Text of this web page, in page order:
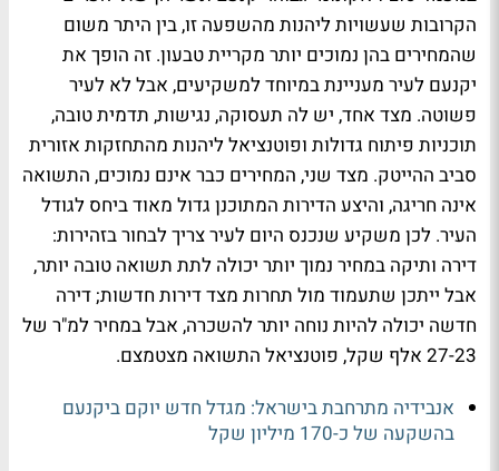
הקרובות שעשויות ליהנות מהשפעה זו, בין היתר משום
שהמחירים בהן נמוכים יותר מקריית טבעון. זה הופך את
יקנעם לעיר מעניינת במיוחד למשקיעים, אבל לא לעיר
פשוטה. מצד אחד, יש לה תעסוקה, נגישות, תדמית טובה,
תוכניות פיתוח גדולות ופוטנציאל ליהנות מהתחזקות אזורית
סביב ההייטק. מצד שני, המחירים כבר אינם נמוכים, התשואה
אינה חריגה, והיצע הדירות המתוכנן גדול מאוד ביחס לגודל
העיר. לכן משקיע שנכנס היום לעיר צריך לבחור בזהירות:
דירה ותיקה במחיר נמוך יותר יכולה לתת תשואה טובה יותר,
אבל ייתכן שתעמוד מול תחרות מצד דירות חדשות; דירה
חדשה יכולה להיות נוחה יותר להשכרה, אבל במחיר למ"ר של
27-23 אלף שקל, פוטנציאל התשואה מצטמצם.
אנבידיה מתרחבת בישראל: מגדל חדש יוקם ביקנעם
בהשקעה של כ-170 מיליון שקל